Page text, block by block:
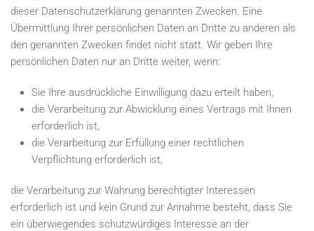
dieser Datenschutzerklärung genannten Zwecken. Eine
Übermittlung Ihrer persönlichen Daten an Dritte zu anderen als
den genannten Zwecken findet nicht statt. Wir geben Ihre
persönlichen Daten nur an Dritte weiter, wenn:
Sie Ihre ausdrückliche Einwilligung dazu erteilt haben,
die Verarbeitung zur Abwicklung eines Vertrags mit Ihnen
erforderlich ist,
die Verarbeitung zur Erfüllung einer rechtlichen
Verpflichtung erforderlich ist,
die Verarbeitung zur Wahrung berechtigter Interessen
erforderlich ist und kein Grund zur Annahme besteht, dass Sie
ein überwiegendes schutzwürdiges Interesse an der